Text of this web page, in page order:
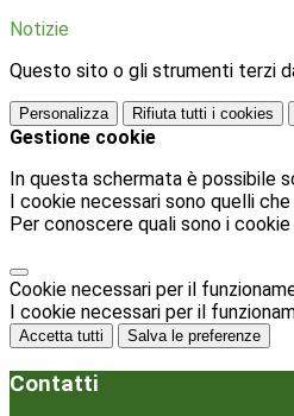
Notizie
Questo sito o gli strumenti terzi
Personalizza Rifiuta tutti i cookies
Gestione cookie
In questa schermata è possibile
I cookie necessari sono quelli
Per conoscere quali sono i
Cookie necessari per il
I cookie necessari per il
Accetta tutti Salva le preferenze
Contatti